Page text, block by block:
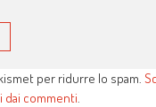
per ridurre lo spam.
dai commenti.